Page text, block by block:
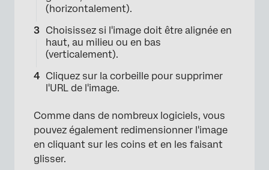
(horizontalement).
Choisissez si l'image doit être alignée en
haut, au milieu ou en bas
(verticalement).
Cliquez sur la corbeille pour supprimer
l'URL de l'image.
Comme dans de nombreux logiciels, vous
pouvez également redimensionner l'image
en cliquant sur les coins et en les faisant
glisser.